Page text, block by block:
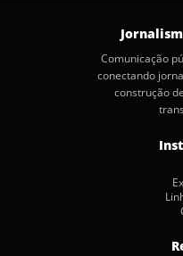
Comunicação
conectando
construção